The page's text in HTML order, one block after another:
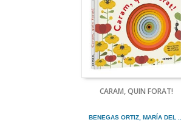
CARAM, QUIN FORAT!
BENEGAS ORTIZ, MARÍA DEL ...